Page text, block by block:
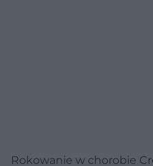
Rokowanie w chorobie